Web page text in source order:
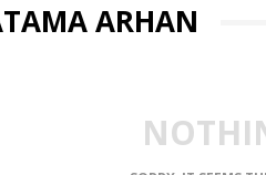
ARHAN